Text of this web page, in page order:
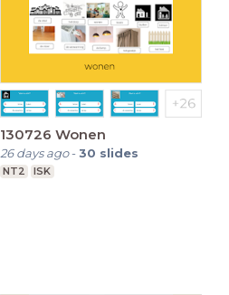
130726 Wonen
26 days ago-30 slides
NT2 ISK